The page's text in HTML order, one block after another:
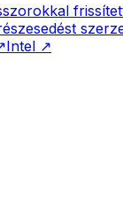
Intel ↗